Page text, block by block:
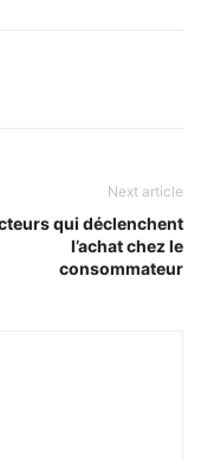
Next article
qui déclenchent
l’achat chez le
consommateur